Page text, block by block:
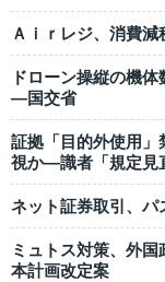
Ａｉｒレジ、消費
ドローン操縦の機
―国交省
証拠「目的外使用」
視か―識者「規定見
ネット証券取引、パ
ミュトス対策、外
本計画改定案